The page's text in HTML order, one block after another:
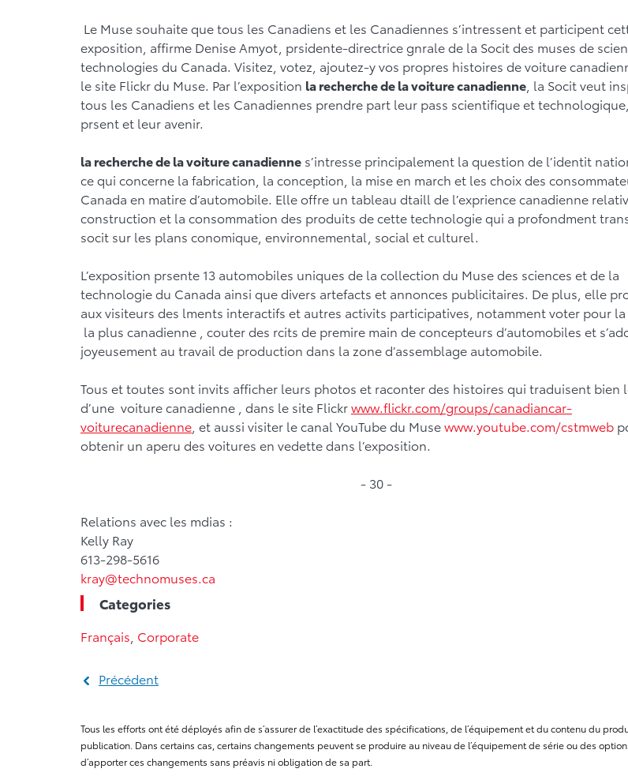
Le Muse souhaite que tous les Canadiens et les Canadiennes s’intressent et participent
exposition, affirme Denise Amyot, prsidente-directrice gnrale de la Socit des muses de
technologies du Canada. Visitez, votez, ajoutez-y vos propres histoires de voiture
le site Flickr du Muse. Par l’exposition la recherche de la voiture canadienne , la Socit veut
tous les Canadiens et les Canadiennes prendre part leur pass scientifique et
prsent et leur avenir.
la recherche de la voiture canadienne s’intresse principalement la question de l’identit
ce qui concerne la fabrication, la conception, la mise en march et les choix des
Canada en matire d’automobile. Elle offre un tableau dtaill de l’exprience canadienne
construction et la consommation des produits de cette technologie qui a profondment
socit sur les plans conomique, environnemental, social et culturel.
L’exposition prsente 13 automobiles uniques de la collection du Muse des sciences et de la
technologie du Canada ainsi que divers artefacts et annonces publicitaires. De plus, elle
aux visiteurs des lments interactifs et autres activits participatives, notamment voter pour
la plus canadienne , couter des rcits de premire main de concepteurs d’automobiles et
joyeusement au travail de production dans la zone d’assemblage automobile.
Tous et toutes sont invits afficher leurs photos et raconter des histoires qui traduisent bien
d’une voiture canadienne , dans le site Flickrwww.flickr.com/groups/canadiancar-
voiturecanadienne , et aussi visiter le canal YouTube du Musewww.youtube.com/cstmweb
obtenir un aperu des voitures en vedette dans l’exposition.
- 30 -
Relations avec les mdias :
Kelly Ray
613-298-5616
kray@technomuses.ca
Categories
Français Corporate
Précédent
Tous les efforts ont été déployés afin de s’assurer de l’exactitude des spécifications, de l’équipement et du contenu du
publication. Dans certains cas, certains changements peuvent se produire au niveau de l’équipement de série ou des
d’apporter ces changements sans préavis ni obligation de sa part.